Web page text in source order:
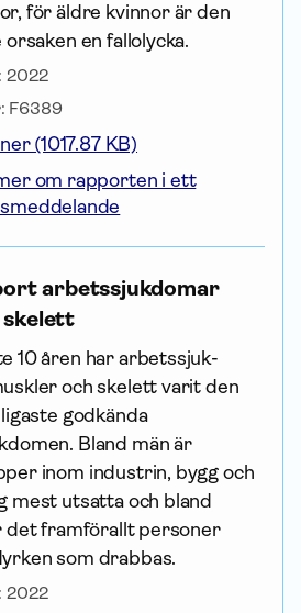
för äldre kvinnor är den
orsaken en fallolycka.
2022
F6389
(1017.87 KB)
om rapporten i ett
arbets­sjuk­domar
skelett
10 åren har arbets­sjuk­
och skelett varit den
godkända
Bland män är
inom industrin, bygg och
mest utsatta och bland
det framförallt personer
som drabbas.
2022